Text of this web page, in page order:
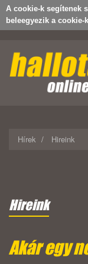
A cookie-k segítenek
beleegyezik a cookie-
Hírek Hireink
Hireink
Akár egy